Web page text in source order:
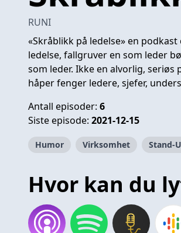
RUNI
«Skråblikk på ledelse» en
ledelse, fallgruver en som leder
som leder. Ikke en alvorlig,
håper fenger ledere, sjefer,
Antall episoder: 6
Siste episode: 2021-12-15
Humor Virksomhet Stand-
Hvor kan du